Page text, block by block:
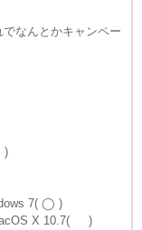
なんとかキャンペー
)
7( ◯ )
X 10.7( )